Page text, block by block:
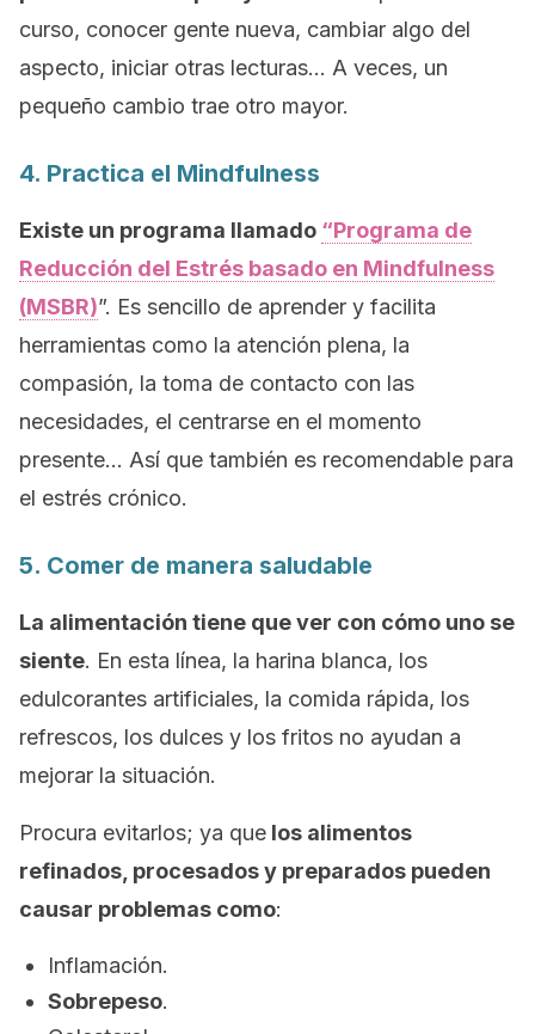
curso, conocer gente nueva, cambiar algo del
aspecto, iniciar otras lecturas… A veces, un
pequeño cambio trae otro mayor.
4. Practica el Mindfulness
Existe un programa llamado “Programa de
Reducción del Estrés basado en Mindfulness
(MSBR)”. Es sencillo de aprender y facilita
herramientas como la atención plena, la
compasión, la toma de contacto con las
necesidades, el centrarse en el momento
presente… Así que también es recomendable para
el estrés crónico.
5. Comer de manera saludable
La alimentación tiene que ver con cómo uno se
siente. En esta línea, la harina blanca, los
edulcorantes artificiales, la comida rápida, los
refrescos, los dulces y los fritos no ayudan a
mejorar la situación.
Procura evitarlos; ya que los alimentos
refinados, procesados y preparados pueden
causar problemas como:
Inflamación.
Sobrepeso.